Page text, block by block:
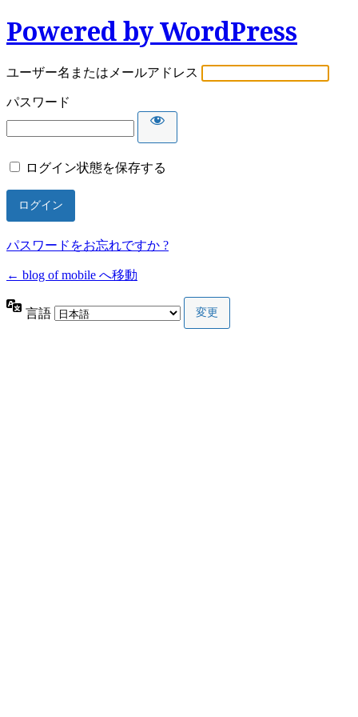
Powered by WordPress
ユーザー名またはメールアドレス
パスワード
ログイン状態を保存する
パスワードをお忘れですか ?
← blog of mobile へ移動
言語